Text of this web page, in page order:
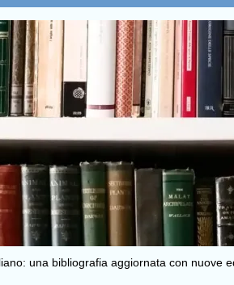
una bibliografia aggiornata con nuove